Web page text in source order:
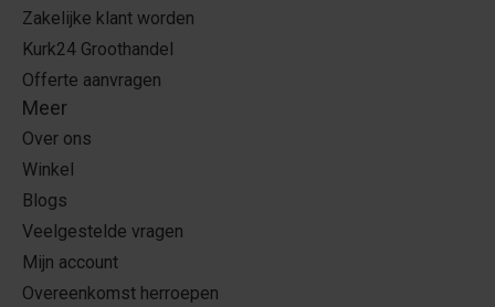
Zakelijke klant worden
Kurk24 Groothandel
Offerte aanvragen
Meer
Over ons
Winkel
Blogs
Veelgestelde vragen
Mijn account
Overeenkomst herroepen